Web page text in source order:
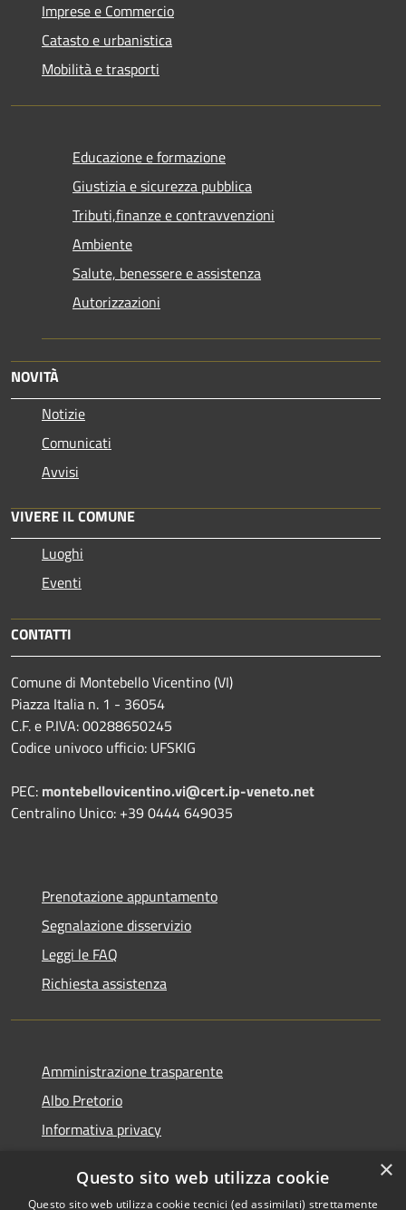
Imprese e Commercio
Catasto e urbanistica
Mobilità e trasporti
Educazione e formazione
Giustizia e sicurezza pubblica
Tributi,finanze e contravvenzioni
Ambiente
Salute, benessere e assistenza
Autorizzazioni
NOVITÀ
Notizie
Comunicati
Avvisi
VIVERE IL COMUNE
Luoghi
Eventi
CONTATTI
Comune di Montebello Vicentino (VI)
Piazza Italia n. 1 - 36054
C.F. e P.IVA: 00288650245
Codice univoco ufficio: UFSKIG
PEC: montebellovicentino.vi@cert.ip-veneto.net
Centralino Unico: +39 0444 649035
Prenotazione appuntamento
Segnalazione disservizio
Leggi le FAQ
Richiesta assistenza
Amministrazione trasparente
Albo Pretorio
Informativa privacy
Dichiarazione di accessibilità
×
Questo sito web utilizza cookie
Questo sito web utilizza cookie tecnici (ed assimilati) strettamente